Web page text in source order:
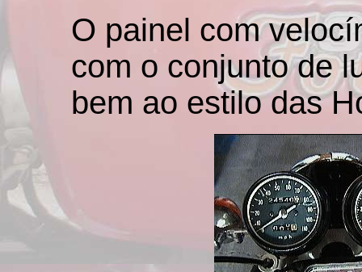
O painel com
com o conjunto de
bem ao estilo das